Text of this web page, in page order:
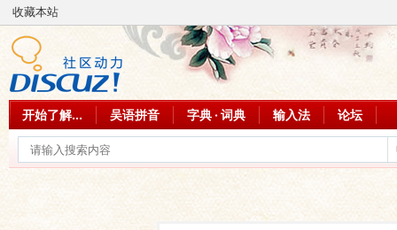
收藏本站
开始了解... 吴语拼音 字典 · 词典 输入法 论坛